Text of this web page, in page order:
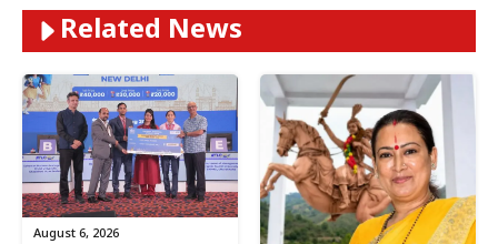
Related News
August 6, 2026